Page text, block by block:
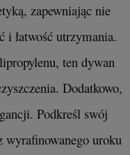
zapewniając nie
i łatwość utrzymania.
ten dywan
Dodatkowo,
Podkreśl swój
wyrafinowanego uroku